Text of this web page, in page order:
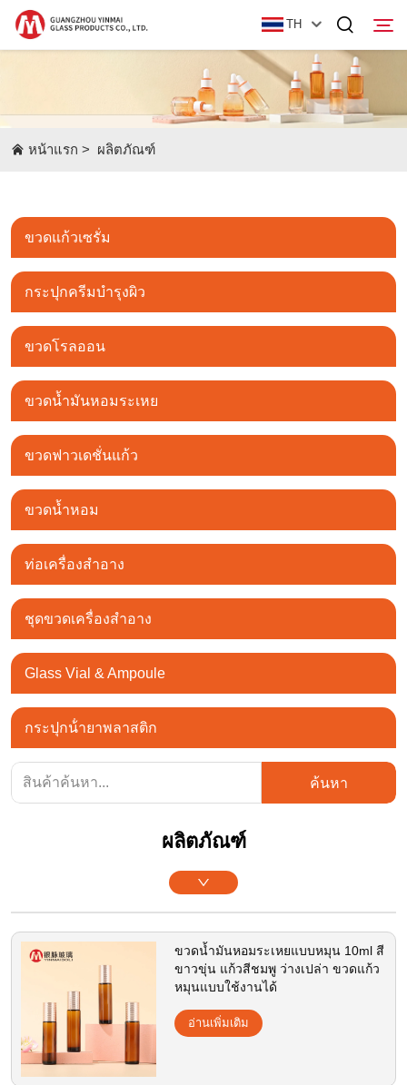
TH
ผลิตภัณฑ์
ข่าวสาร
ติดต่อเรา
หน้าแรก > ผลิตภัณฑ์
ขวดแก้วเซรั่ม
กระปุกครีมบำรุงผิว
ขวดโรลออน
ขวดน้ำมันหอมระเหย
ขวดฟาวเดชั่นแก้ว
ขวดน้ำหอม
ท่อเครื่องสำอาง
ชุดขวดเครื่องสำอาง
Glass Vial & Ampoule
กระปุกน้ํายาพลาสติก
ค้นหา
ผลิตภัณฑ์
ขวดน้ำมันหอมระเหยแบบหมุน 10ml สี
ขาวขุ่น แก้วสีชมพู ว่างเปล่า ขวดแก้ว
หมุนแบบใช้งานได้
อ่านเพิ่มเติม